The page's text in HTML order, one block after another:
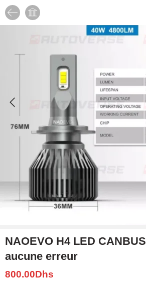
NAOEVO H4 LED CANBUS
aucune erreur
800.00Dhs